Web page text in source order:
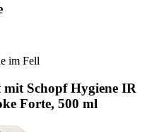
im Fell
Schopf Hygiene IR
Forte, 500 ml